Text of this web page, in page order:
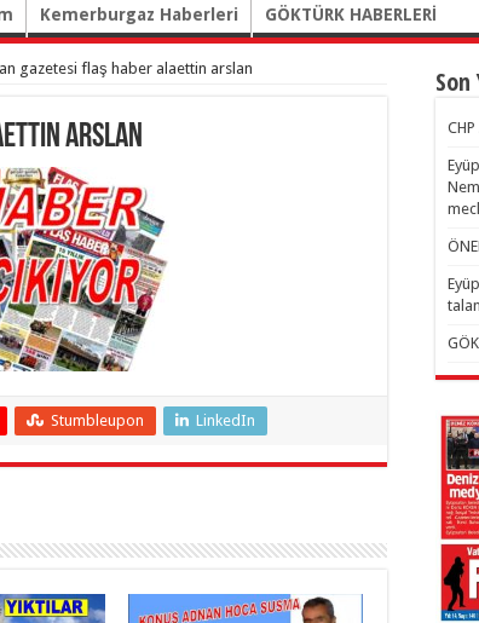
Kemerburgaz Haberleri GÖKTÜRK HABERLERİ
gazetesi flaş haber alaettin arslan
arslan
Stumbleupon LinkedIn
Son